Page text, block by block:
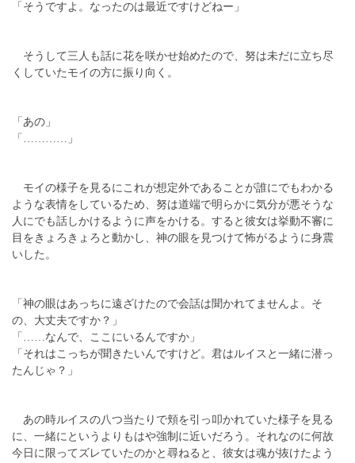
「そうですよ。なったのは最近ですけどねー」
そうして三人も話に花を咲かせ始めたので、努は未だに立ち尽
くしていたモイの方に振り向く。
「あの」
「…………」
モイの様子を見るにこれが想定外であることが誰にでもわかる
ような表情をしているため、努は道端で明らかに気分が悪そうな
人にでも話しかけるように声をかける。すると彼女は挙動不審に
目をきょろきょろと動かし、神の眼を見つけて怖がるように身震
いした。
「神の眼はあっちに遠ざけたので会話は聞かれてませんよ。そ
の、大丈夫ですか？」
「……なんで、ここにいるんですか」
「それはこっちが聞きたいんですけど。君はルイスと一緒に潜っ
たんじゃ？」
あの時ルイスの八つ当たりで頬を引っ叩かれていた様子を見る
に、一緒にというよりもはや強制に近いだろう。それなのに何故
今日に限ってズレていたのかと尋ねると、彼女は魂が抜けたよう